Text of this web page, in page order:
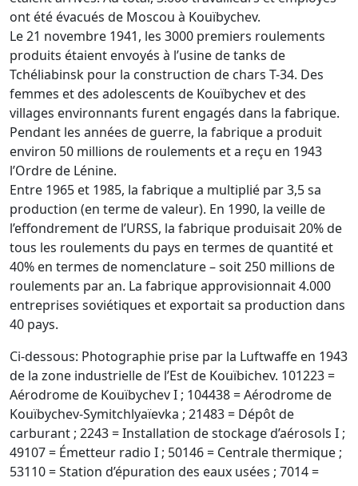
ont été évacués de Moscou à Kouïbychev.
Le 21 novembre 1941, les 3000 premiers roulements
produits étaient envoyés à l’usine de tanks de
Tchéliabinsk pour la construction de chars T-34. Des
femmes et des adolescents de Kouïbychev et des
villages environnants furent engagés dans la fabrique.
Pendant les années de guerre, la fabrique a produit
environ 50 millions de roulements et a reçu en 1943
l’Ordre de Lénine.
Entre 1965 et 1985, la fabrique a multiplié par 3,5 sa
production (en terme de valeur). En 1990, la veille de
l’effondrement de l’URSS, la fabrique produisait 20% de
tous les roulements du pays en termes de quantité et
40% en termes de nomenclature – soit 250 millions de
roulements par an. La fabrique approvisionnait 4.000
entreprises soviétiques et exportait sa production dans
40 pays.
Ci-dessous: Photographie prise par la Luftwaffe en 1943
de la zone industrielle de l’Est de Kouïbichev. 101223 =
Aérodrome de Kouïbychev I ; 104438 = Aérodrome de
Kouïbychev-Symitchlyaïevka ; 21483 = Dépôt de
carburant ; 2243 = Installation de stockage d’aérosols I ;
49107 = Émetteur radio I ; 50146 = Centrale thermique ;
53110 = Station d’épuration des eaux usées ; 7014 =